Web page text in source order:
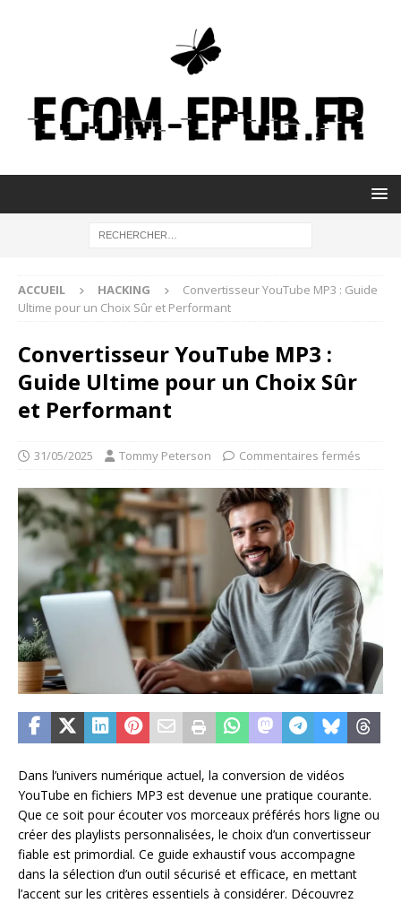
ACCUEIL HACKING
Convertisseur YouTube MP3 : Guide
Ultime pour un Choix Sûr et Performant
Convertisseur YouTube MP3 :
Guide Ultime pour un Choix Sûr
et Performant
31/05/2025 Tommy Peterson Commentaires fermés
Dans l’univers numérique actuel, la conversion de vidéos
YouTube en fichiers MP3 est devenue une pratique courante.
Que ce soit pour écouter vos morceaux préférés hors ligne ou
créer des playlists personnalisées, le choix d’un convertisseur
fiable est primordial. Ce guide exhaustif vous accompagne
dans la sélection d’un outil sécurisé et efficace, en mettant
l’accent sur les critères essentiels à considérer. Découvrez